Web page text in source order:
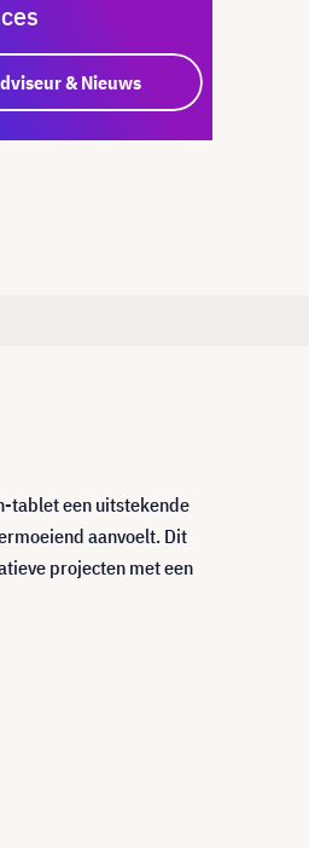
& Nieuws
tablet een uitstekende
aanvoelt. Dit
projecten met een